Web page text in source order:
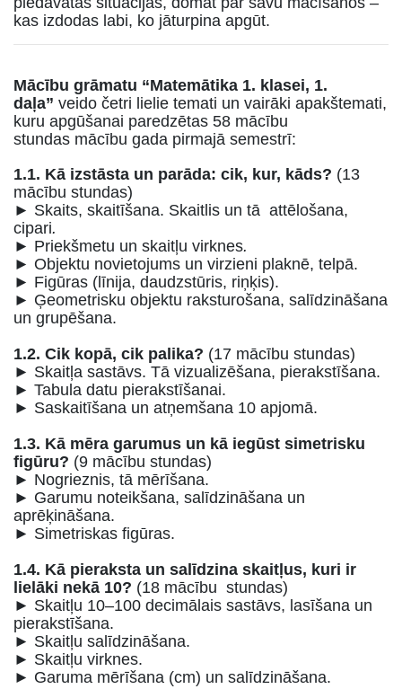
kas izdodas labi, ko jāturpina apgūt.
Mācību grāmatu “Matemātika 1. klasei, 1.
daļa” veido četri lielie temati un vairāki apakštemati,
kuru apgūšanai paredzētas 58 mācību
stundas mācību gada pirmajā semestrī:
1.1. Kā izstāsta un parāda: cik, kur, kāds? (13
mācību stundas)
► Skaits, skaitīšana. Skaitlis un tā attēlošana,
cipari.
► Priekšmetu un skaitļu virknes.
► Objektu novietojums un virzieni plaknē, telpā.
► Figūras (līnija, daudzstūris, riņķis).
► Ģeometrisku objektu raksturošana, salīdzināšana
un grupēšana.
1.2. Cik kopā, cik palika? (17 mācību stundas)
► Skaitļa sastāvs. Tā vizualizēšana, pierakstīšana.
► Tabula datu pierakstīšanai.
► Saskaitīšana un atņemšana 10 apjomā.
1.3. Kā mēra garumus un kā iegūst simetrisku
figūru? (9 mācību stundas)
► Nogrieznis, tā mērīšana.
► Garumu noteikšana, salīdzināšana un
aprēķināšana.
► Simetriskas figūras.
1.4. Kā pieraksta un salīdzina skaitļus, kuri ir
lielāki nekā 10? (18 mācību stundas)
► Skaitļu 10–100 decimālais sastāvs, lasīšana un
pierakstīšana.
► Skaitļu salīdzināšana.
► Skaitļu virknes.
► Garuma mērīšana (cm) un salīdzināšana.